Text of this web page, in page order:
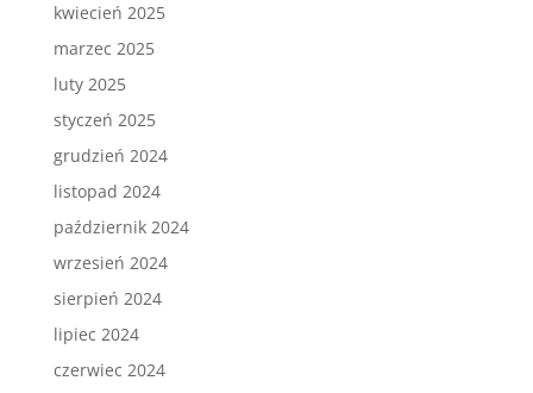
kwiecień 2025
marzec 2025
luty 2025
styczeń 2025
grudzień 2024
listopad 2024
październik 2024
wrzesień 2024
sierpień 2024
lipiec 2024
czerwiec 2024